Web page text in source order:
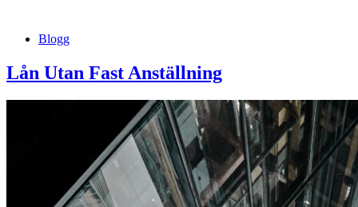
Blogg
Lån Utan Fast Anställning